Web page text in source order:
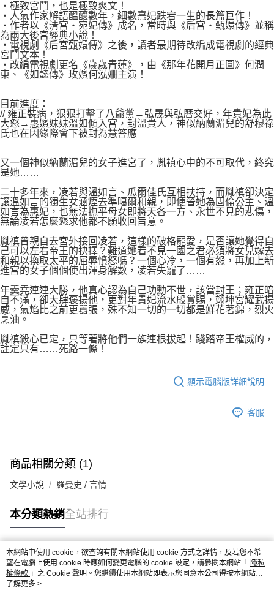
‧極致宮鬥，也是極致爽文！
‧人氣作家解語醞釀數年，細數熹妃跌宕一生的長篇巨作！
‧作者以《清宮‧宛妃傳》成名，當時與《后宮‧甄嬛傳》並稱
為兩大後宮經典小說！
‧電視劇《后宮甄嬛傳》之後，讀者最期待改編成電視劇的經典
宮鬥文本！
‧改編電視劇更名《歲歲青蓮》，由《那年花開月正圓》何潤
東、《如懿傳》玫嬪何泓姍主演！
目前進度：
// 雍正裝病，狠狠打擊了八爺黨→弘晟與弘曆交好，年貴妃為此
大怒→惠嬪妹妹溫如傾入宮，封溫貴人，神似納蘭湄兒的舒穆祿
氏也在因緣際會下被封為慧答應
又一個神似納蘭湄兒的女子進宮了，胤禛心中的不可取代，終究
是她……
二十多年來，凌若與溫如言、瓜爾佳氏互相扶持，而胤禛卻決定
讓溫如言的獨生女涵煙去準噶爾和親，即便晉她為固倫公主、溫
如言為惠妃，也無法撫平母女即將天各一方、永世不見的悲傷，
無論凌若怎麼懇求他都不願收回旨意。
胤禛曾親自去宮外接回凌若，這樣的破格寵愛，是否讓她覺得自
己可以左右帝王的抉擇？難道她看不見一國之君必須將女兒嫁去
和親以換取太平的屈辱憤怒嗎？一個心冷，一個有怨，再加上新
進宮的女子個個使出渾身解數，凌若失寵了……
年羹堯連連大勝，他真心認為自己功勳不世，該當封王；雍正暗
自不滿，卻大肆褒揚他，更對年貴妃流水般賞賜，翊坤宮耀武揚
威，氣焰比之前更囂張，殊不知一切的一切都是鮮花著錦，烈火
烹油。
胤禛殺心已定，只等著將他們一族連根拔起！踐踏帝王權威的，
註定只有……死路一條！
顯示電腦版詳細說明
客服
商品相關分類 (1)
文學小說 羅曼史 / 言情
本分類熱銷全站排行
熱門標籤
本網站中使用 cookie，欲查詢有關本網站使用 cookie 方式之詳情，及若您不希
望在電腦上使用 cookie 時應如何變更電腦的 cookie 設定，請參閱本網站「 隱私
權條款 」之 Cookie 聲明。您繼續使用本網站即表示您同意本公司得按本網站使
用條款之 Cookie 聲明使用 cookie。
了解更多 >